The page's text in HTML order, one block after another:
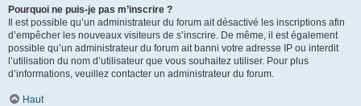
Pourquoi ne puis-je pas m’inscrire ?
Il est possible qu’un administrateur du forum ait désactivé les inscriptions afin
d’empêcher les nouveaux visiteurs de s’inscrire. De même, il est également
possible qu’un administrateur du forum ait banni votre adresse IP ou interdit
l’utilisation du nom d’utilisateur que vous souhaitez utiliser. Pour plus
d’informations, veuillez contacter un administrateur du forum.
Haut